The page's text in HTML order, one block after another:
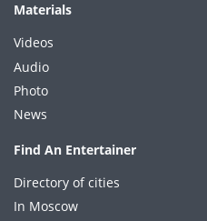
Materials
Videos
Audio
Photo
News
Find An Entertainer
Directory of cities
In Moscow